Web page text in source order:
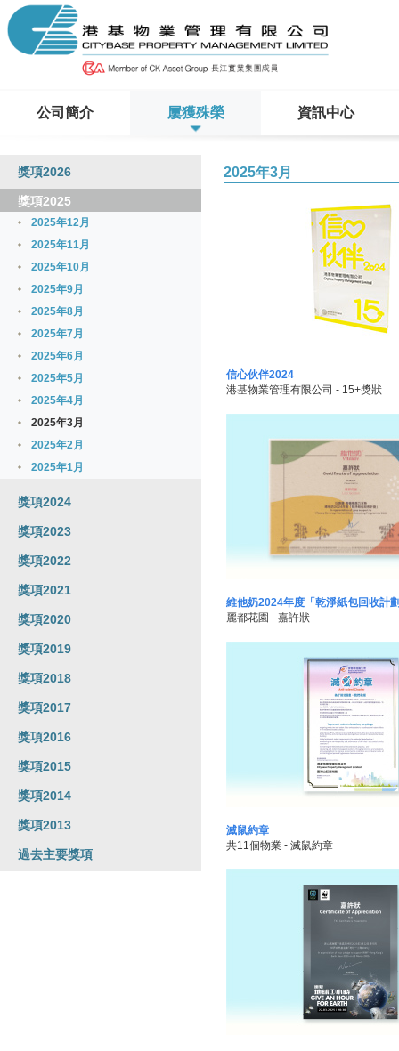
公司簡介 屢獲殊榮 資訊中心
獎項2026
獎項2025
2025年12月
2025年11月
2025年10月
2025年9月
2025年8月
2025年7月
2025年6月
2025年5月
2025年4月
2025年3月
2025年2月
2025年1月
獎項2024
獎項2023
獎項2022
獎項2021
獎項2020
獎項2019
獎項2018
獎項2017
獎項2016
獎項2015
獎項2014
獎項2013
過去主要獎項
2025年3月
信心伙伴2024
港基物業管理有限公司 - 15+獎狀
維他奶2024年度「乾淨紙包回收計
麗都花園 - 嘉許狀
滅鼠約章
共11個物業 - 滅鼠約章